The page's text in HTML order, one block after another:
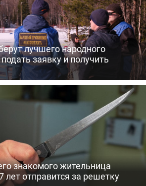
лучшего народного
заявку и получить
знакомого жительница
лет отправится за решетку